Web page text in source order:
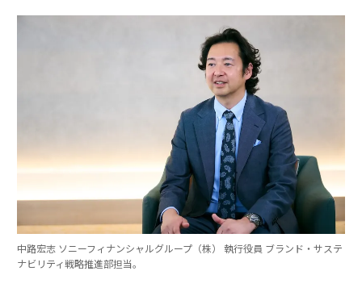
中路宏志 ソニーフィナンシャルグループ（株） 執行役員 ブランド・サステ
ナビリティ戦略推進部担当。